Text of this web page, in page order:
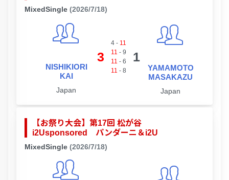
MixedSingle (2026/7/18)
NISHIKIORI
KAI
Japan
3
4- 11
11 - 9
11 - 6
11 - 8
1
YAMAMOTO
MASAKAZU
Japan
【お祭り大会】第17回 松が谷
i2Usponsored パンダーニ＆i2U
MixedSingle (2026/7/18)